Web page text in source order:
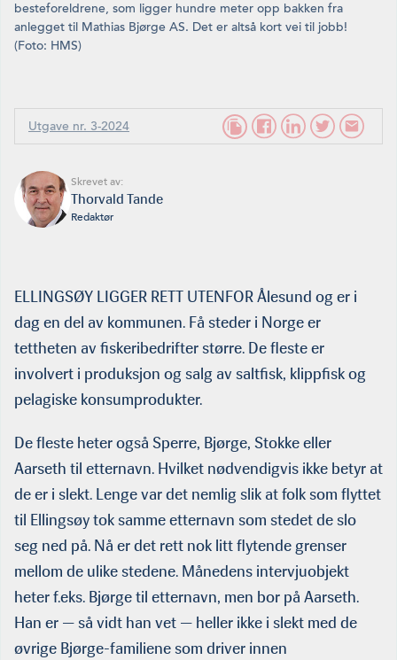
beste­foreldrene, som ligger hundre meter opp bakken fra
anlegget til Mathias Bjørge AS. Det er altså kort vei til jobb!
(Foto: HMS)
Utgave nr. 3-2024
Skrevet av:
Thorvald Tande
Redaktør
ELLINGSØY LIGGER RETT UTENFOR Ålesund og er i
dag en del av kommunen. Få steder i Norge er
tettheten av fiskeribedrifter større. De fleste er
involvert i produksjon og salg av saltfisk, klippfisk og
pelagiske konsumprodukter.
De fleste heter også Sperre, Bjørge, Stokke eller
Aarseth til etternavn. Hvilket nødvendigvis ikke betyr at
de er i slekt. Lenge var det nemlig slik at folk som flyttet
til Ellingsøy tok samme etternavn som stedet de slo
seg ned på. Nå er det rett nok litt flytende grenser
mellom de ulike stedene. Månedens intervjuobjekt
heter f.eks. Bjørge til etternavn, men bor på Aarseth.
Han er — så vidt han vet — heller ikke i slekt med de
øvrige Bjørge-familiene som driver innen